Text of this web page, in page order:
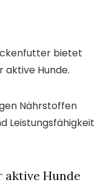
bietet
aktive Hunde.
Nährstoffen
Leistungsfähigkeit
aktive Hunde